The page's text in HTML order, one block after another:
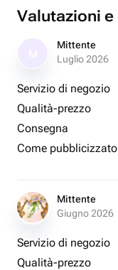
Valutazioni
Mittente
Luglio 2026
Servizio di negozio
Qualità-prezzo
Consegna
Come pubblicizzato
Mittente
Giugno 2026
Servizio di negozio
Qualità-prezzo